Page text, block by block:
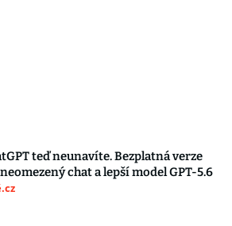
teď neunavíte. Bezplatná verze
chat a lepší model GPT-5.6